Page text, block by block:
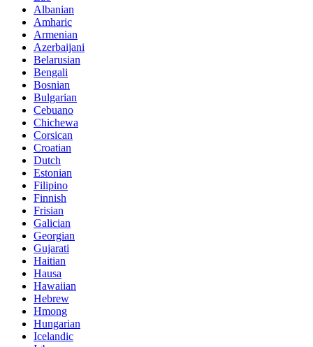
Albanian
Amharic
Armenian
Azerbaijani
Belarusian
Bengali
Bosnian
Bulgarian
Cebuano
Chichewa
Corsican
Croatian
Dutch
Estonian
Filipino
Finnish
Frisian
Galician
Georgian
Gujarati
Haitian
Hausa
Hawaiian
Hebrew
Hmong
Hungarian
Icelandic